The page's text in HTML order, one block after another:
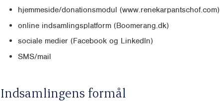
hjemmeside/donationsmodul (www.renekarpantschof.com)
online indsamlingsplatform (Boomerang.dk)
sociale medier (Facebook og LinkedIn)
SMS/mail
Indsamlingens formål